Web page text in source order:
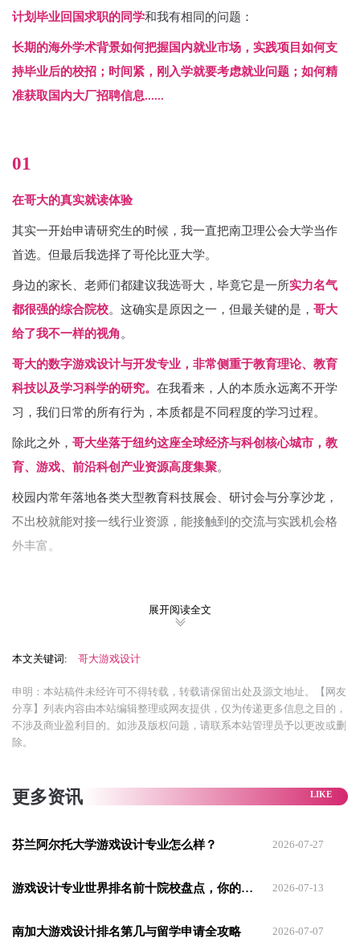
计划毕业回国求职的同学和我有相同的问题：
长期的海外学术背景如何把握国内就业市场，实践项目如何支
持毕业后的校招；时间紧，刚入学就要考虑就业问题；如何精
准获取国内大厂招聘信息......
01
在哥大的真实就读体验
其实一开始申请研究生的时候，我一直把南卫理公会大学当作
首选。但最后我选择了哥伦比亚大学。
身边的家长、老师们都建议我选哥大，毕竟它是一所实力名气
都很强的综合院校。这确实是原因之一，但最关键的是， 哥大
给了我不一样的视角。
哥大的数字游戏设计与开发专业，非常侧重于教育理论、教育
科技以及学习科学的研究。 在我看来，人的本质永远离不开学
习，我们日常的所有行为，本质都是不同程度的学习过程。
除此之外， 哥大坐落于纽约这座全球经济与科创核心城市，教
育、游戏、前沿科创产业资源高度集聚。
校园内常年落地各类大型教育科技展会、研讨会与分享沙龙，
不出校就能对接一线行业资源，能接触到的交流与实践机会格
外丰富。
校内校外，截然不同的两种节奏
校外有着截然不同的节奏
校园内部节奏飞快，身边每一位同学都有自己的课业、研究课
题、实验室项目，大家步履匆匆，永远有忙不完的任务。
展开阅读全文
本文关键词: 哥大游戏设计
申明：本站稿件未经许可不得转载，转载请保留出处及源文地址。【网友
分享】列表内容由本站编辑整理或网友提供，仅为传递更多信息之目的，
不涉及商业盈利目的。如涉及版权问题，请联系本站管理员予以更改或删
除。
更多资讯
芬兰阿尔托大学游戏设计专业怎么样？ 2026-07-27
游戏设计专业世界排名前十院校盘点，你的梦想起航地 2026-07-13
南加大游戏设计排名第几与留学申请全攻略 2026-07-07